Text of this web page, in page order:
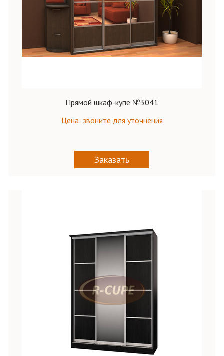
Прямой шкаф-купе №3041
Цена: звоните для уточнения
Заказать